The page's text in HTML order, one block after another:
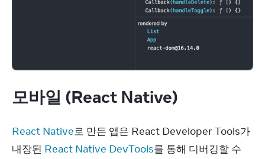
모바일 (React Native)
React Native로 만든 앱은 React Developer Tools가
내장된 React Native DevTools를 통해 디버깅할 수